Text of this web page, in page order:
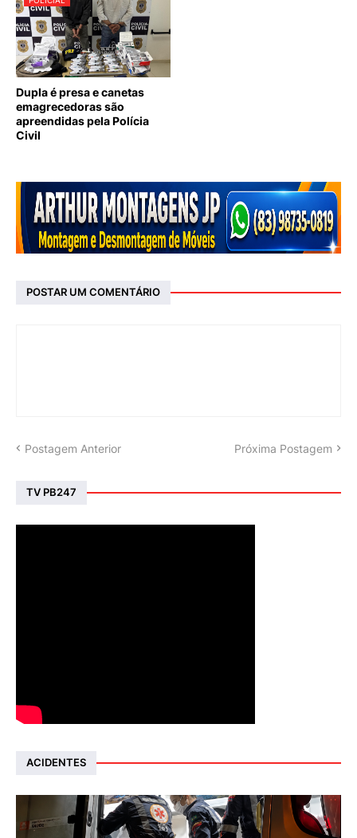
Dupla é presa e canetas
emagrecedoras são
apreendidas pela Polícia
Civil
POSTAR UM COMENTÁRIO
Postagem Anterior Próxima Postagem
TV PB247
ACIDENTES